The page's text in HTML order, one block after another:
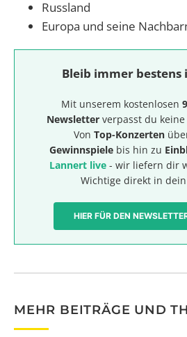
Russland
Europa und seine
Bleib immer
Mit unserem kostenlosen
Newsletterverpasst du
Von Top-Konzerten
Gewinnspiele bis hin zu
Lannert live- wir liefern dir
Wichtige direkt in dein
HIER FÜR DEN
MEHR BEITRÄGE UND